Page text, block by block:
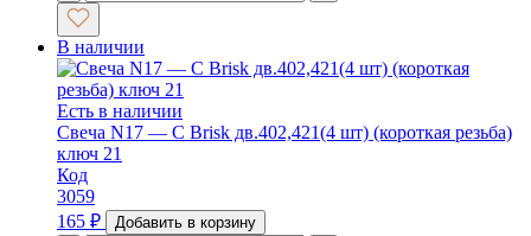
В наличии
Есть в наличии
Свеча N17 — C Brisk дв.402,421(4 шт) (короткая резьба)
ключ 21
Код
3059
165 ₽
Добавить в корзину